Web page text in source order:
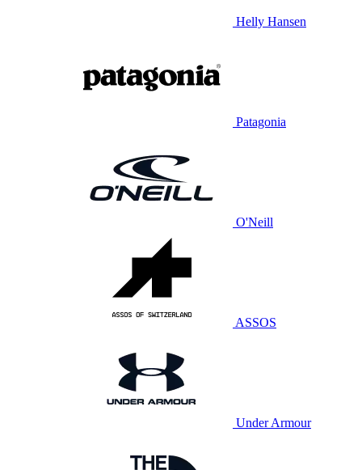
Helly Hansen
Patagonia
O'Neill
ASSOS
Under Armour